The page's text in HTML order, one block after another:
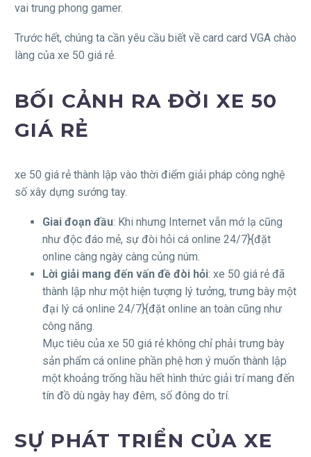
vai trung phong gamer.
Trước hết, chúng ta cần yêu cầu biết về card card VGA chào
làng của xe 50 giá rẻ.
BỐI CẢNH RA ĐỜI XE 50
GIÁ RẺ
xe 50 giá rẻ thành lập vào thời điểm giải pháp công nghệ
số xây dựng sướng tay.
Giai đoạn đầu: Khi nhưng Internet vẫn mớ lạ cũng
như độc đáo mẻ, sự đòi hỏi cá online 24/7}{đặt
online càng ngày càng củng núm.
Lời giải mang đến vấn đề đòi hỏi: xe 50 giá rẻ đã
thành lập như một hiện tượng lý tưởng, trưng bày một
đại lý cá online 24/7}{đặt online an toàn cũng như
công năng.
Mục tiêu của xe 50 giá rẻ không chỉ phải trưng bày
sản phẩm cá online phần phệ hơn ý muốn thành lập
một khoảng trống hầu hết hình thức giải trí mang đến
tín đồ dù ngày hay đêm, số đông do trí.
SỰ PHÁT TRIỂN CỦA XE